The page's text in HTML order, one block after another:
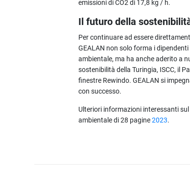
emissioni di CO2 di 17,8 kg / h.
Il futuro della
Per continuare ad essere
GEALAN non solo forma i
ambientale, ma ha anche aderito a
sostenibilità della Turingia, ISCC, il
finestre Rewindo. GEALAN si
con successo.
Ulteriori informazioni interessanti
ambientale di 28 pagine2023.